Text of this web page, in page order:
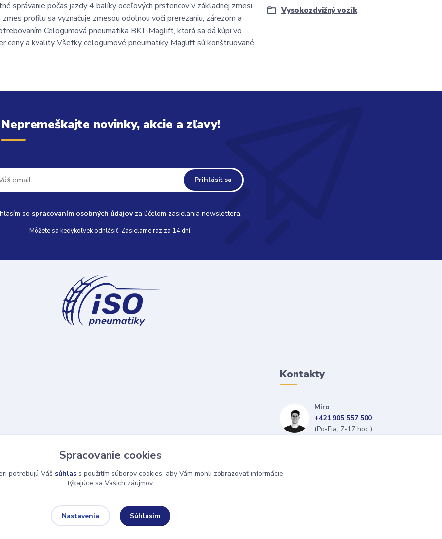
správanie počas jazdy 4 balíky oceľových prstencov v základnej zmesi
profilu sa vyznačuje zmesou odolnou voči prerezaniu, zárezom a
Celogumová pneumatika BKT Maglift, ktorá sa dá kúpi vo
ceny a kvality Všetky celogumové pneumatiky Maglift sú konštruované
Vysokozdvižný vozík
Nepremeškajte novinky, akcie a zľavy!
Prihlásiť sa
so spracovaním osobných údajovza účelom zasielania newslettera.
Môžete sa kedykoľvek odhlásiť. Zasielame raz za 14 dní.
Kontakty
Miro
+421 905 557 500
(Po-Pia, 7-17 hod.)
Spracovanie cookies
potrebujú Váš súhlas s použitím súborov cookies, aby Vám mohli zobrazovať informácie
týkajúce sa Vašich záujmov.
Nastavenia Súhlasím